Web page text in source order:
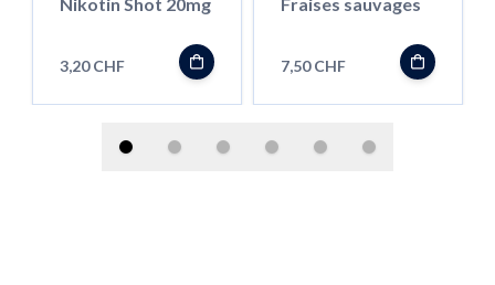
3,20 CHF 7,50 CHF